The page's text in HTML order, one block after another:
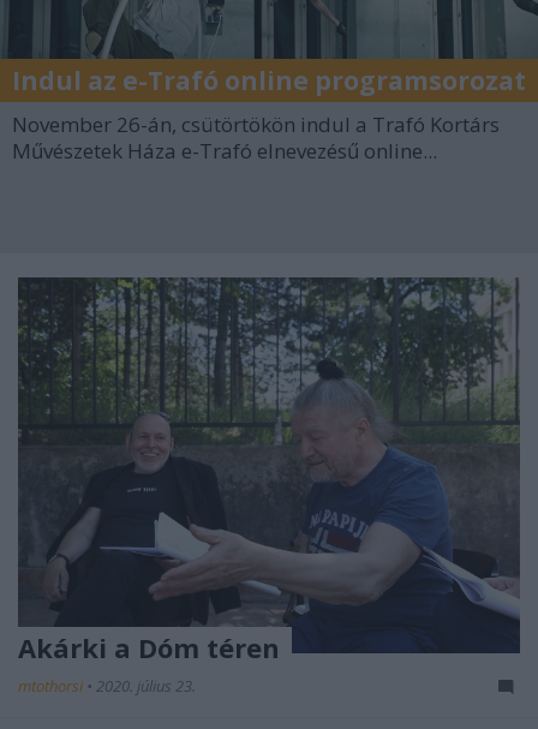
Indul az e-Trafó online programsorozat
November 26-án, csütörtökön indul a Trafó Kortárs
Művészetek Háza e-Trafó elnevezésű online...
Akárki a Dóm téren
mtothorsi • 2020. július 23.